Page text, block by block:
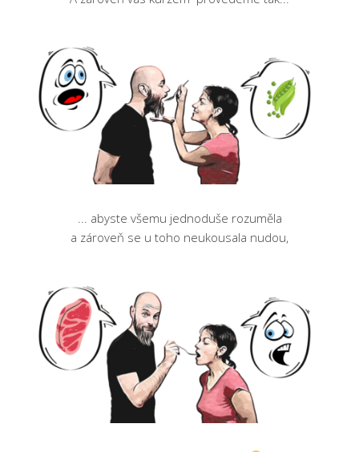
... abyste všemu jednoduše rozuměla
a zároveň se u toho neukousala nudou,